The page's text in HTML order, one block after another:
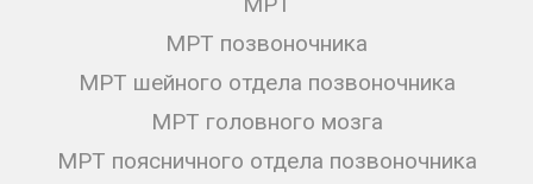
МРТ позвоночника
МРТ шейного отдела позвоночника
МРТ головного мозга
МРТ поясничного отдела позвоночника